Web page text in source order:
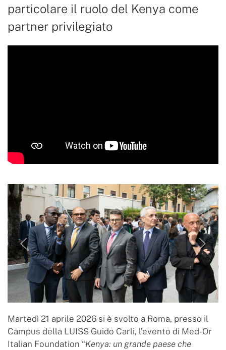
particolare il ruolo del Kenya come
partner privilegiato
Martedì 21 aprile 2026 si è svolto a Roma, presso il
Campus della LUISS Guido Carli, l’evento di Med-Or
Italian Foundation “Kenya: un grande paese che